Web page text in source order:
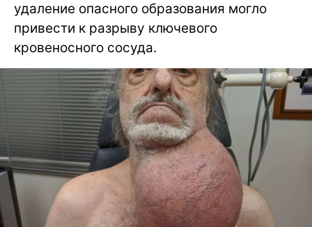
удаление опасного образования могло
привести к разрыву ключевого
кровеносного сосуда.